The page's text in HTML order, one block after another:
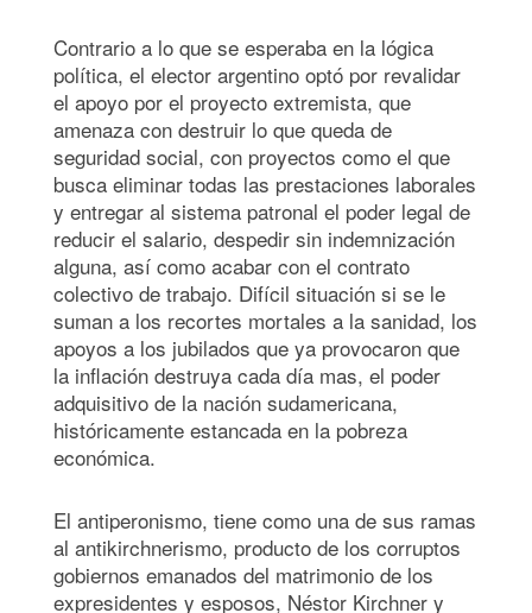
Contrario a lo que se esperaba en la lógica
política, el elector argentino optó por revalidar
el apoyo por el proyecto extremista, que
amenaza con destruir lo que queda de
seguridad social, con proyectos como el que
busca eliminar todas las prestaciones laborales
y entregar al sistema patronal el poder legal de
reducir el salario, despedir sin indemnización
alguna, así como acabar con el contrato
colectivo de trabajo. Difícil situación si se le
suman a los recortes mortales a la sanidad, los
apoyos a los jubilados que ya provocaron que
la inflación destruya cada día mas, el poder
adquisitivo de la nación sudamericana,
históricamente estancada en la pobreza
económica.
El antiperonismo, tiene como una de sus ramas
al antikirchnerismo, producto de los corruptos
gobiernos emanados del matrimonio de los
expresidentes y esposos, Néstor Kirchner y